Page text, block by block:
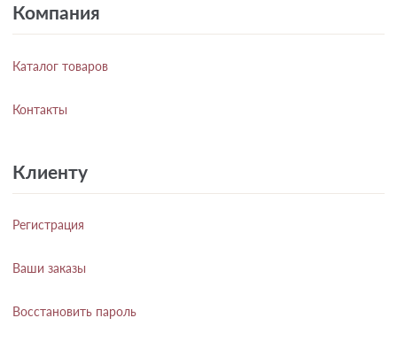
Компания
Каталог товаров
Контакты
Клиенту
Регистрация
Ваши заказы
Восстановить пароль